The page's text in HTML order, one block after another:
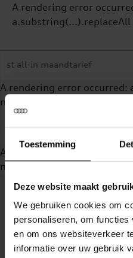
Toestemming
Deze website maakt
We gebruiken cookies om
personaliseren, om
en om ons websiteverkeer
informatie over uw gebruik
A rendering error
A rendering error occurred:
not a function
A rendering error occurred:
not a function